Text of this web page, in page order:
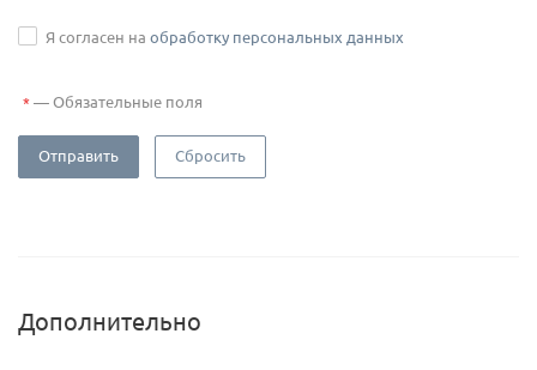
Я согласен на обработку персональных данных
*—Обязательные поля
Отправить Сбросить
Дополнительно